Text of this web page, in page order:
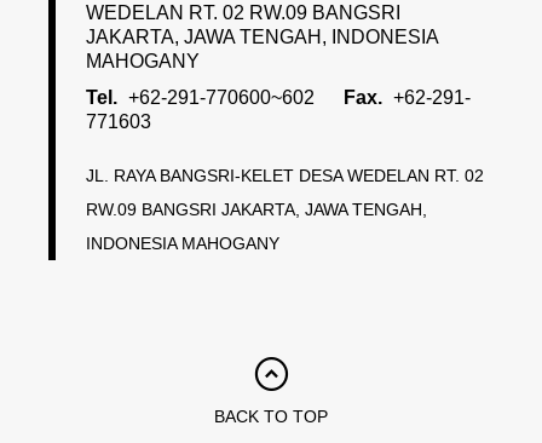
WEDELAN RT. 02 RW.09 BANGSRI
JAKARTA, JAWA TENGAH, INDONESIA
MAHOGANY
Tel. +62-291-770600~602 Fax. +62-291-
771603
JL. RAYA BANGSRI-KELET DESA WEDELAN RT. 02
RW.09 BANGSRI JAKARTA, JAWA TENGAH,
INDONESIA MAHOGANY
BACK TO TOP